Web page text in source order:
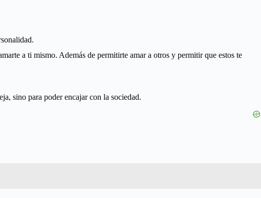
a ti mismo. Además de permitirte amar a otros y permitir que estos te
sino para poder encajar con la sociedad.